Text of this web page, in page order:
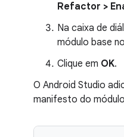
Refactor >
Na caixa de
módulo base
Clique em OK.
O Android Studio
manifesto do